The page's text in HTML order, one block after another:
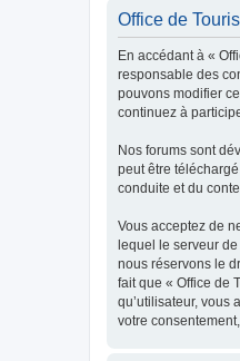
Office de
En accédant à «
responsable des
pouvons modifier
continuez à
Nos forums sont
peut être
conduite et du
Vous acceptez de
lequel le serveur
nous réservons le
fait que « Office de
qu’utilisateur, vous
votre